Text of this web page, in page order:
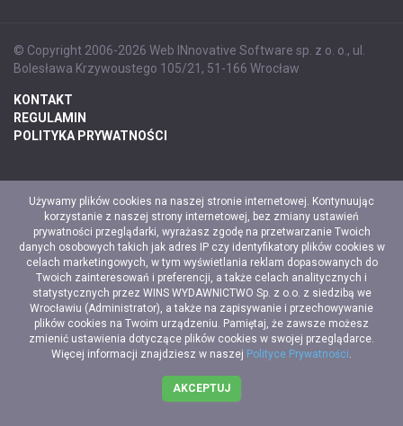
© Copyright 2006-2026 Web INnovative Software sp. z o. o., ul.
Bolesława Krzywoustego 105/21, 51-166 Wrocław
KONTAKT
REGULAMIN
POLITYKA PRYWATNOŚCI
Używamy plików cookies na naszej stronie internetowej. Kontynuując
korzystanie z naszej strony internetowej, bez zmiany ustawień
prywatności przeglądarki, wyrażasz zgodę na przetwarzanie Twoich
danych osobowych takich jak adres IP czy identyfikatory plików cookies w
celach marketingowych, w tym wyświetlania reklam dopasowanych do
Twoich zainteresowań i preferencji, a także celach analitycznych i
statystycznych przez WINS WYDAWNICTWO Sp. z o.o. z siedzibą we
Wrocławiu (Administrator), a także na zapisywanie i przechowywanie
plików cookies na Twoim urządzeniu. Pamiętaj, że zawsze możesz
zmienić ustawienia dotyczące plików cookies w swojej przeglądarce.
Więcej informacji znajdziesz w naszej Polityce Prywatności
AKCEPTUJ